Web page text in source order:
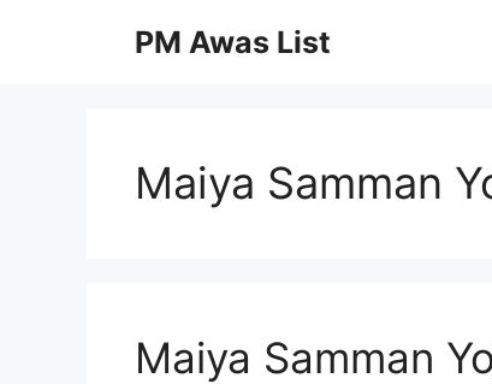
PM Awas List
Maiya Samman
Maiya Samman